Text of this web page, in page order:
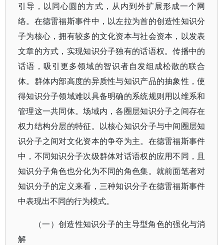
引导，以同心圆的方式，从内到外扩展形成一个网
络。在德雷福斯事件中，以左拉为首的创造性知识分
子为核心，拥有较多的文化资本与社会资本，以发表
文章的方式，实现知识分子独有的话语权。传播中的
话语，吸引更多领域的智识者自发组成松散的联合
体。群体内部高度的异质性与知识产品的抽象性，使
得知识分子领域难以具备明确的系统规则用以维系和
管理这一共同体。场域内，各圈层知识分子之间存在
权力结构分层的特征。以核心知识分子与中间圈层知
识分子之间对文化资本的争夺为主。在德雷福斯事件
中，不同知识分子次级群体对话语权的应用不同，且
知识分子角色也分化为不同的角色集。就前面笔者对
知识分子的定义来看，三种知识分子在德雷福斯事件
中表现出不同的行为模式。
（一）创造性知识分子的主导型角色的强化与消
解